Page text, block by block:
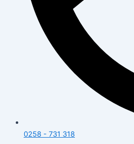
0258 - 731 318